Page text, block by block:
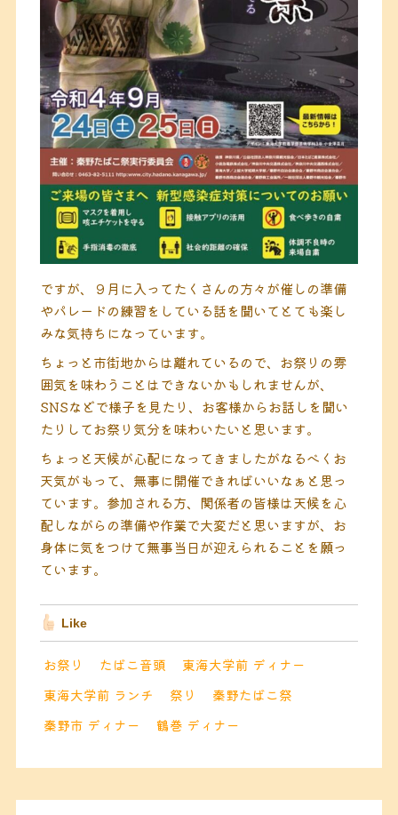
ですが、９月に入ってたくさんの方々が催しの準備
やパレードの練習をしている話を聞いてとても楽し
みな気持ちになっています。
ちょっと市街地からは離れているので、お祭りの雰
囲気を味わうことはできないかもしれませんが、
SNSなどで様子を見たり、お客様からお話しを聞い
たりしてお祭り気分を味わいたいと思います。
ちょっと天候が心配になってきましたがなるべくお
天気がもって、無事に開催できればいいなぁと思っ
ています。参加される方、関係者の皆様は天候を心
配しながらの準備や作業で大変だと思いますが、お
身体に気をつけて無事当日が迎えられることを願っ
ています。
Like
お祭り たばこ音頭
東海大学前 ディナー
東海大学前 ランチ
祭り
秦野たばこ祭
秦野市 ディナー
鶴巻 ディナー